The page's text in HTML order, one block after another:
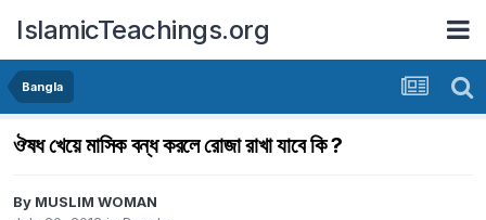
IslamicTeachings.org
Bangla
ঔষধ খেয়ে মাসিক বন্ধ করলে রোজা রাখা যাবে কি ?
By MUSLIM WOMAN